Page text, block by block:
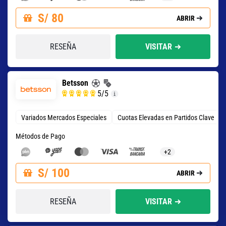
S/ 80 ABRIR
RESEÑA VISITAR
Betsson
5/5
Variados Mercados Especiales Cuotas Elevadas en Partidos Clave
Métodos de Pago
+2
S/ 100 ABRIR
RESEÑA VISITAR